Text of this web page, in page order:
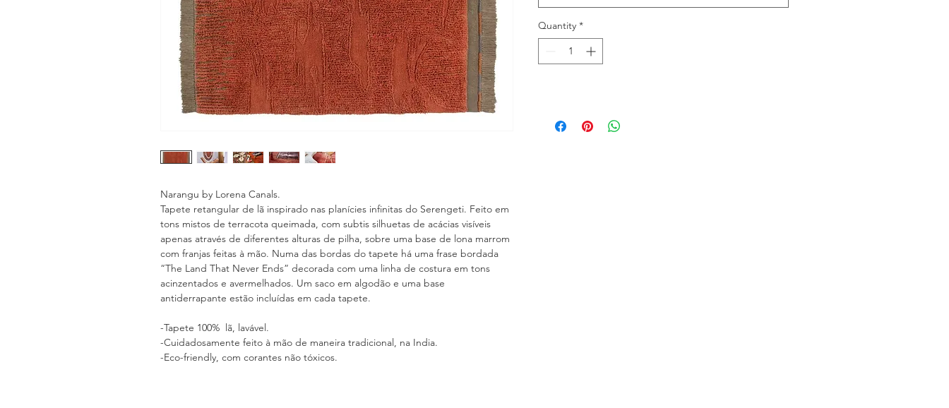
Narangu by Lorena Canals.
Tapete retangular de lã inspirado nas planícies infinitas do Serengeti. Feito em
tons mistos de terracota queimada, com subtis silhuetas de acácias visíveis
apenas através de diferentes alturas de pilha, sobre uma base de lona marrom
com franjas feitas à mão. Numa das bordas do tapete há uma frase bordada
“The Land That Never Ends” decorada com uma linha de costura em tons
acinzentados e avermelhados. Um saco em algodão e uma base
antiderrapante estão incluídas em cada tapete.
-Tapete 100% lã, lavável.
-Cuidadosamente feito à mão de maneira tradicional, na India.
-Eco-friendly, com corantes não tóxicos.
Quantity *